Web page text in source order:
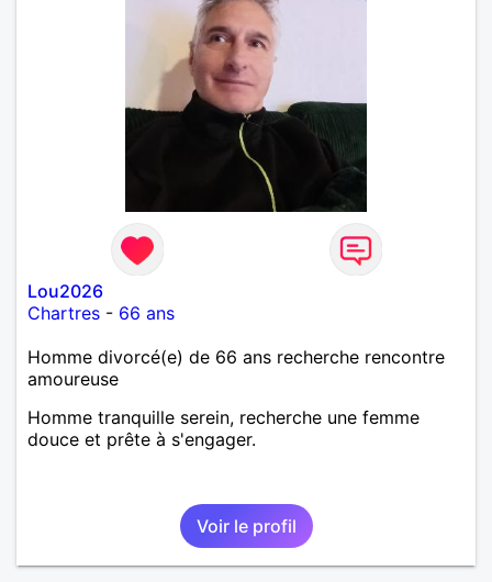
Lou2026
Chartres - 66 ans
Homme divorcé(e) de 66 ans recherche rencontre
amoureuse
Homme tranquille serein, recherche une femme
douce et prête à s'engager.
Voir le profil